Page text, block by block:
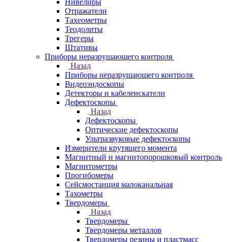
Нивелиры
Отражатели
Тахеометры
Теодолиты
Трегеры
Штативы
Приборы неразрушающего контроля
Назад
Приборы неразрушающего контроля
Видеоэндоскопы
Детекторы и кабелеискатели
Дефектоскопы
Назад
Дефектоскопы
Оптические дефектоскопы
Ультразвуковые дефектоскопы
Измерители крутящего момента
Магнитный и магнитопорошковый контроль
Магнитометры
Прогибомеры
Сейсмостанция малоканальная
Тахометры
Твердомеры
Назад
Твердомеры
Твердомеры металлов
Твердомеры резины и пластмасс